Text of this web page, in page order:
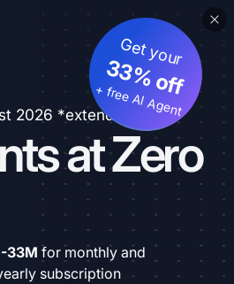
2026 *extended
at Zero
Get your
33% off
+ free AI Agent
33M for monthly and
subscription